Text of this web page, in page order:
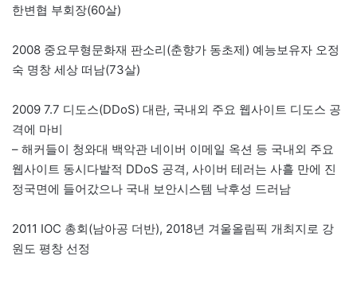
한변협 부회장(60살)
2008 중요무형문화재 판소리(춘향가 동초제) 예능보유자 오정
숙 명창 세상 떠남(73살)
2009 7.7 디도스(DDoS) 대란, 국내외 주요 웹사이트 디도스 공
격에 마비
– 해커들이 청와대 백악관 네이버 이메일 옥션 등 국내외 주요
웹사이트 동시다발적 DDoS 공격, 사이버 테러는 사흘 만에 진
정국면에 들어갔으나 국내 보안시스템 낙후성 드러남
2011 IOC 총회(남아공 더반), 2018년 겨울올림픽 개최지로 강
원도 평창 선정